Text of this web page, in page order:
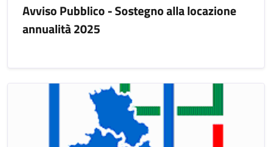
Avviso Pubblico - Sostegno alla locazione
annualità 2025